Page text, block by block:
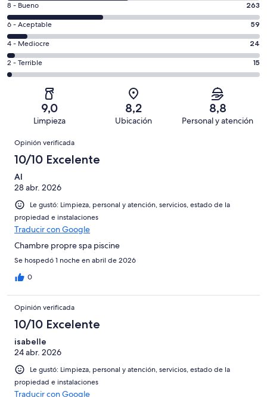
-
Excelente.
334
de
695
opiniones
Evaluación:
8
-
Bueno.
263
de
opiniones
8 - Bueno 263
Evaluación:
6
-
Aceptable.
59
opiniones
6 - Aceptable 59
Evaluación:
4
-
4 - Mediocre 24
Evaluación:
2
695
2 - Terrible 15
9,0
Limpieza
8,2
Ubicación
8,8
Personal y atención
Opiniones
Opinión verificada
10/10 Excelente
Al
28 abr. 2026
Le gustó: Limpieza, personal y atención, servicios, estado de la
propiedad e instalaciones
Traducir con Google
Chambre propre spa piscine
Se hospedó 1 noche en abril de 2026
0
Opinión verificada
10/10 Excelente
isabelle
24 abr. 2026
Le gustó: Limpieza, personal y atención, servicios, estado de la
propiedad e instalaciones
Traducir con Google